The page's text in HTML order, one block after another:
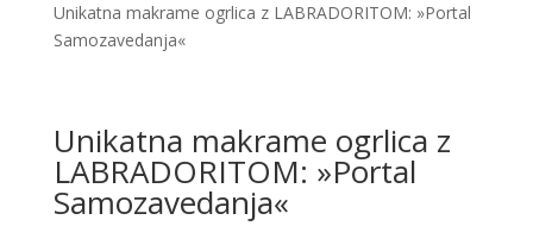
Unikatna makrame ogrlica z LABRADORITOM: »Portal
Samozavedanja«
Unikatna makrame ogrlica z
LABRADORITOM: »Portal
Samozavedanja«